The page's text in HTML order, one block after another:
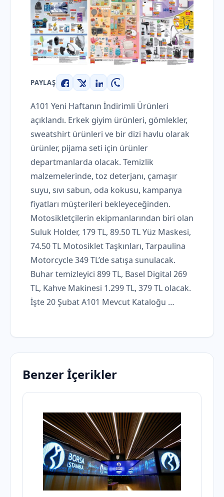
PAYLAŞ
Facebook
X LinkedInWhatsApp
A101 Yeni Haftanın İndirimli Ürünleri
açıklandı. Erkek giyim ürünleri, gömlekler,
sweatshirt ürünleri ve bir dizi havlu olarak
ürünler, pijama seti için ürünler
departmanlarda olacak. Temizlik
malzemelerinde, toz deterjanı, çamaşır
suyu, sıvı sabun, oda kokusu, kampanya
fiyatları müşterileri bekleyeceğinden.
Motosikletçilerin ekipmanlarından biri olan
Suluk Holder, 179 TL, 89.50 TL Yüz Maskesi,
74.50 TL Motosiklet Taşkınları, Tarpaulina
Motorcycle 349 TL’de satışa sunulacak.
Buhar temizleyici 899 TL, Basel Digital 269
TL, Kahve Makinesi 1.299 TL, 379 TL olacak.
İşte 20 Şubat A101 Mevcut Kataloğu …
Benzer İçerikler